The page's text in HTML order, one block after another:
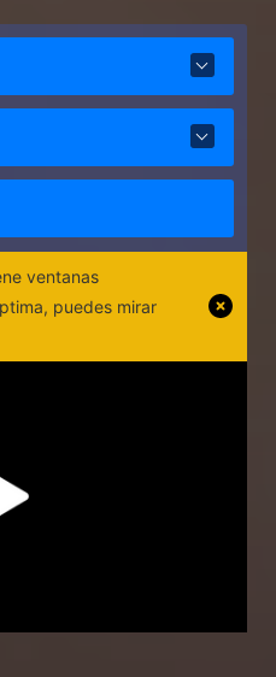
ventanas
puedes mirar